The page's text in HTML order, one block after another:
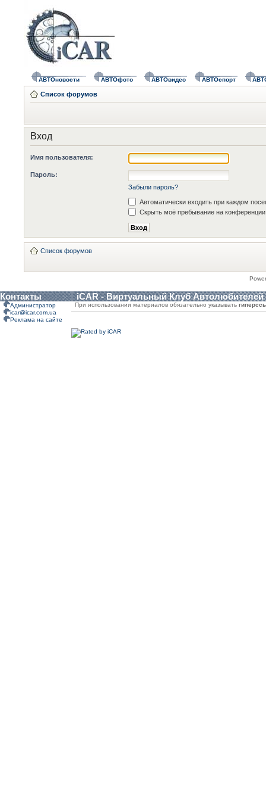
АВТОновости АВТОфото АВТОвидео АВТОспорт
Список форумов
Вход
Имя пользователя:
Пароль:
Забыли пароль?
Автоматически входить при каждом
Скрыть моё пребывание на конференции
Список форумов
Контакты iCAR - Виртуальный Клуб Автолюбителей
Администратор
icar@icar.com.ua
Реклама на сайте
При использовании материалов обязательно указывать